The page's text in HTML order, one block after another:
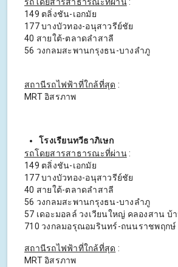
149 ตลิ่งชัน-เอกมัย
177 บางบัวทอง-อนุสาวรีย์ชัย
40 สายใต้-ตลาดลำสาลี
56 วงกลมสะพานกรุงธน-บางลำภู
สถานีรถไฟฟ้าที่ใกล้ที่สุด :
MRT อิสรภาพ
โรงเรียนทวีธาภิเษก
รถโดยสารสาธารณะที่ผ่าน:
149 ตลิ่งชัน-เอกมัย
177 บางบัวทอง-อนุสาวรีย์ชัย
40 สายใต้-ตลาดลำสาลี
56 วงกลมสะพานกรุงธน-บางลำภู
57 เดอะมอลล์ วงเวียนใหญ่ คลองสาน บ้
710 วงกลมอรุณอมรินทร์-ถนนราชพฤกษ์
สถานีรถไฟฟ้าที่ใกล้ที่สุด :
MRT อิสรภาพ